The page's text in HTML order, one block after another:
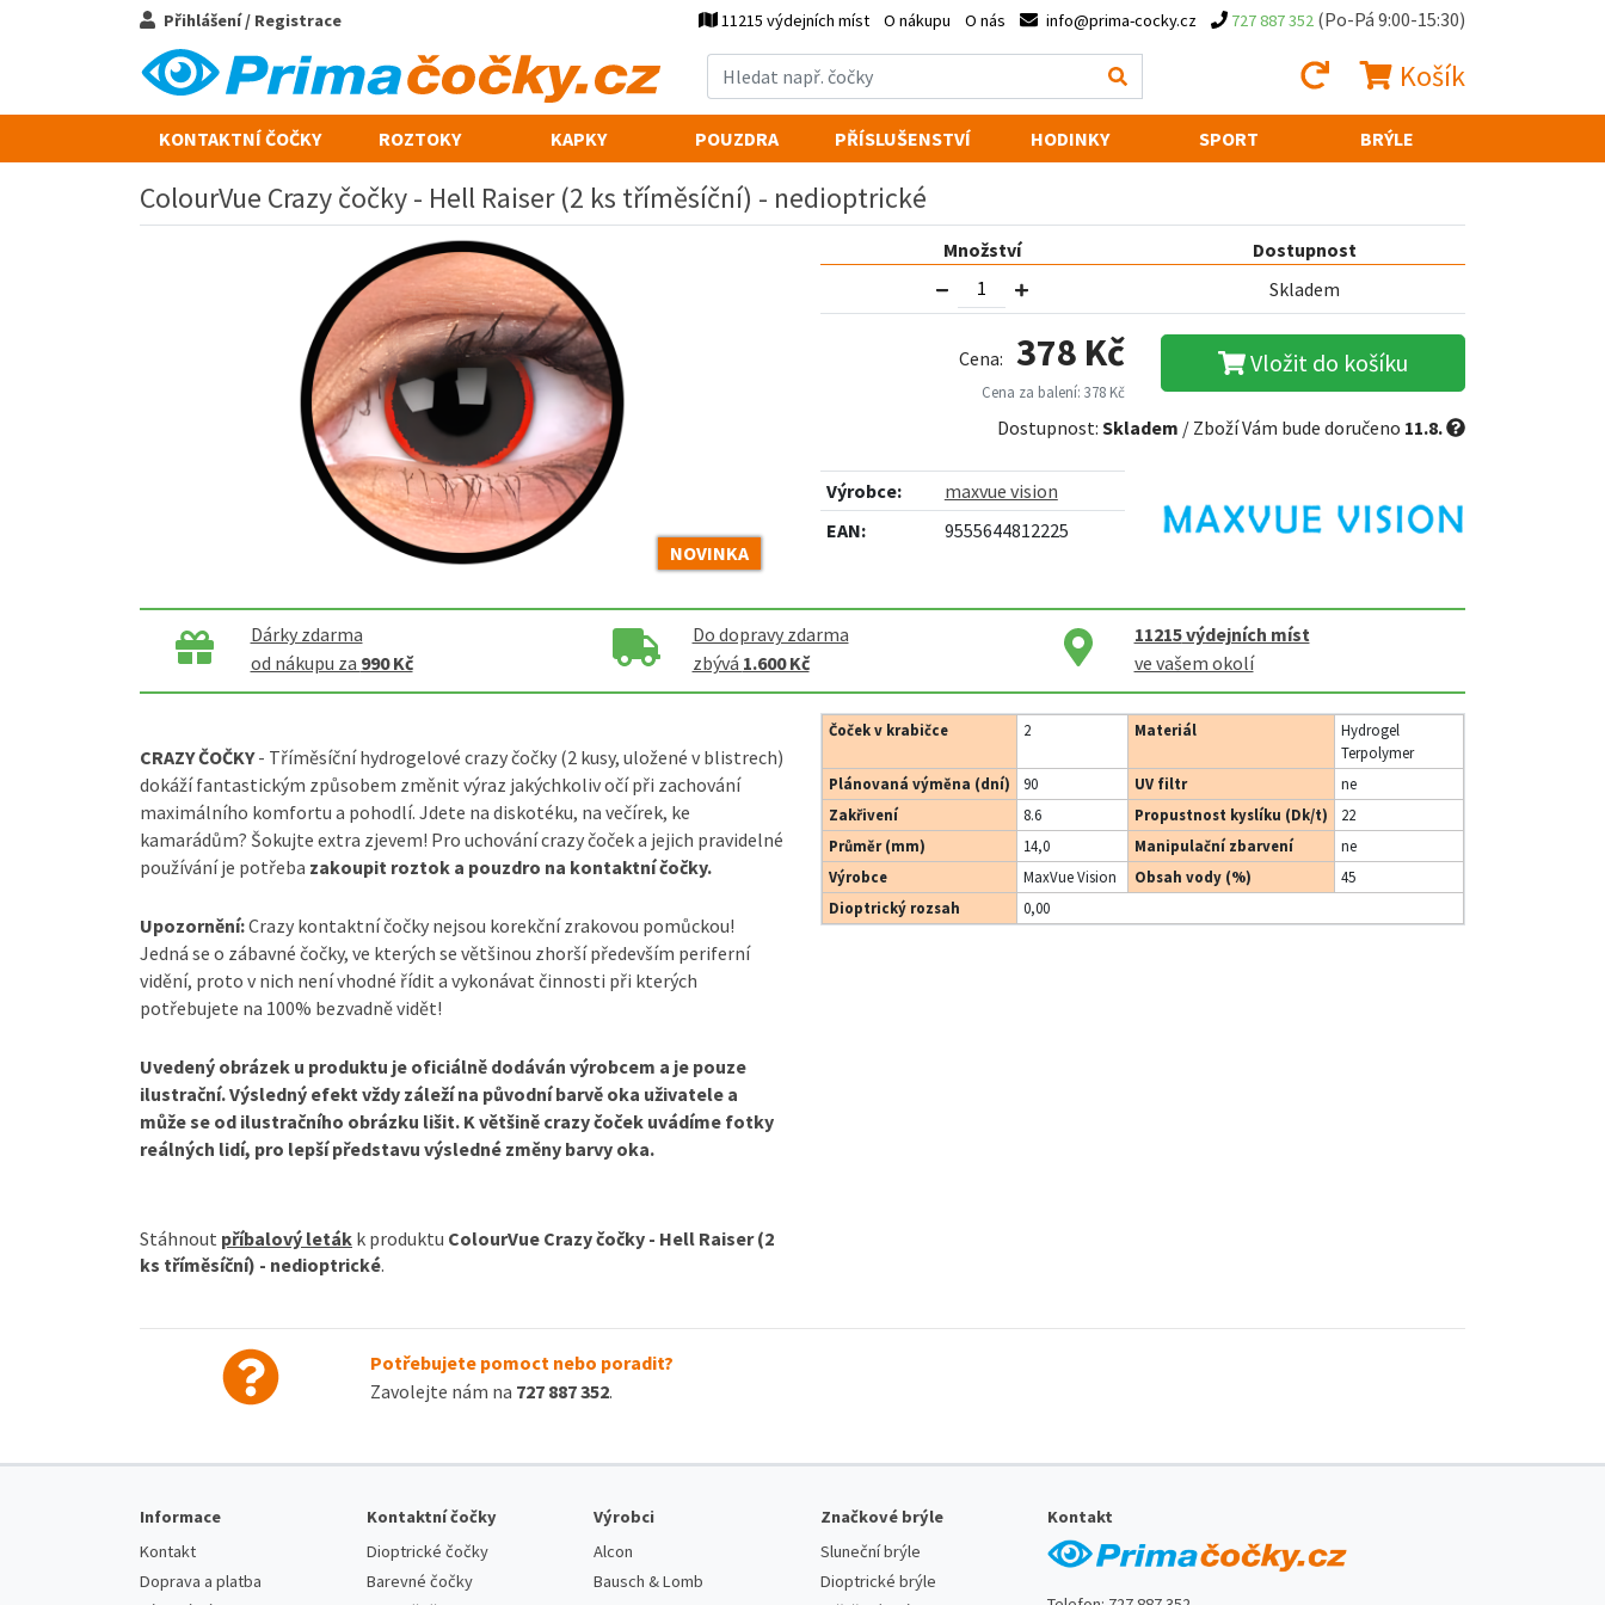
Přihlášení / Registrace 11215 výdejních míst O nákupu O nás info@prima-cocky.cz 727 887 352 (Po-Pá 9:00-15:30)
Košík
KONTAKTNÍ ČOČKY ROZTOKY KAPKY POUZDRA PŘÍSLUŠENSTVÍ HODINKY SPORT BRÝLE
ColourVue Crazy čočky - Hell Raiser (2 ks tříměsíční) - nedioptrické
NOVINKA
Množství
Dostupnost
Skladem
Cena: 378 Kč
Cena za balení: 378 Kč
Vložit do košíku
Dostupnost: Skladem / Zboží Vám bude doručeno 11.8.
Výrobce:
maxvue vision
EAN:
9555644812225
Dárky zdarma
od nákupu za 990 Kč
Do dopravy zdarma
zbývá 1.600 Kč
11215výdejních míst
ve vašem okolí
CRAZY ČOČKY- Tříměsíční hydrogelové crazy čočky (2 kusy, uložené v blistrech)
dokáží fantastickým způsobem změnit výraz jakýchkoliv očí při zachování
maximálního komfortu a pohodlí. Jdete na diskotéku, na večírek, ke
kamarádům? Šokujte extra zjevem! Pro uchování crazy čoček a jejich pravidelné
používání je potřeba zakoupit roztok a pouzdro na kontaktní čočky.
Upozornění:Crazy kontaktní čočky nejsou korekční zrakovou pomůckou!
Jedná se o zábavné čočky, ve kterých se většinou zhorší především periferní
vidění, proto v nich není vhodné řídit a vykonávat činnosti při kterých
potřebujete na 100% bezvadně vidět!
Uvedený obrázek u produktu je oficiálně dodáván výrobcem a je pouze
ilustrační. Výsledný efekt vždy záleží na původní barvě oka uživatele a
může se od ilustračního obrázku lišit. K většině crazy čoček uvádíme fotky
reálných lidí, pro lepší představu výsledné změny barvy oka.
Stáhnout příbalový leták k produktu ColourVue Crazy čočky - Hell Raiser (2
ks tříměsíční) - nedioptrické.
Čoček v krabičce 2 Materiál
Hydrogel
Terpolymer
Plánovaná výměna (dní)
90 UV filtr
ne
Zakřivení
8.6 Propustnost kyslíku (Dk/t)
22
Průměr (mm)
14,0 Manipulační zbarvení
ne
Výrobce
MaxVue Vision Obsah vody (%)
45
Dioptrický rozsah
0,00
Potřebujete pomoct nebo poradit?
Zavolejte nám na 727 887 352.
Informace
Kontakt
Doprava a platba
Kontaktní čočky
Dioptrické čočky
Barevné čočky
Výrobci
Alcon
Bausch & Lomb
Značkové brýle
Sluneční brýle
Dioptrické brýle
Kontakt